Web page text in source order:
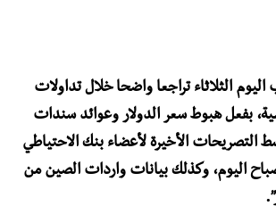
الثلاثاء تراجعا واضحا خلال تداولات
بفعل هبوط سعر الدولار وعوائد سندات
التصريحات الأخيرة لأعضاء بنك الاحتياطي
صباح اليوم، وكذلك بيانات واردات الصين من